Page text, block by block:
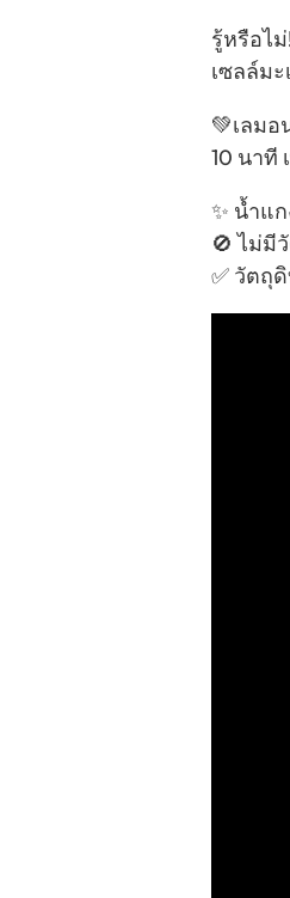
รู้หรือไ
เซลล์ม
💚เลม
10 นาที
✨ น้ำแ
🚫 ไม่มี
✅ วัตถุ